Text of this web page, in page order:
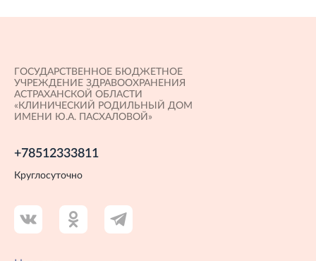
ГОСУДАРСТВЕННОЕ БЮДЖЕТНОЕ
УЧРЕЖДЕНИЕ ЗДРАВООХРАНЕНИЯ
АСТРАХАНСКОЙ ОБЛАСТИ
«КЛИНИЧЕСКИЙ РОДИЛЬНЫЙ ДОМ
ИМЕНИ Ю.А. ПАСХАЛОВОЙ»
+78512333811
Круглосуточно